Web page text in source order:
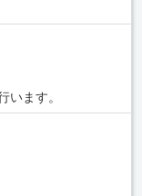
います。